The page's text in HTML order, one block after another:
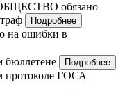
обязано
Подробнее
на ошибки в
бюллетене Подробнее
протоколе ГОСА